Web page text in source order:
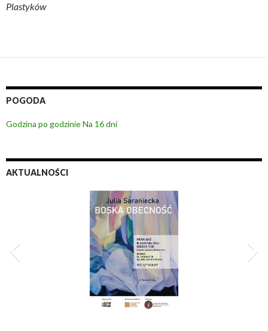
Plastyków
POGODA
Godzina po godzinieNa 16 dni
AKTUALNOŚCI